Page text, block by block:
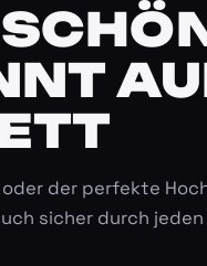
der perfekte
sicher durch jeden